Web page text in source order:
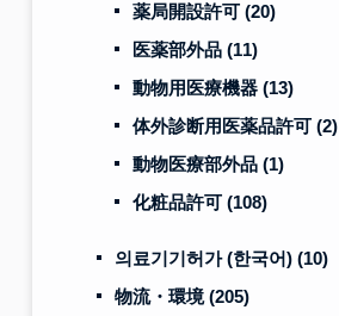
薬局開設許可 (20)
医薬部外品 (11)
動物用医療機器 (13)
体外診断用医薬品許可 (2)
動物医療部外品 (1)
化粧品許可 (108)
의료기기허가 (한국어) (10)
物流・環境(205)